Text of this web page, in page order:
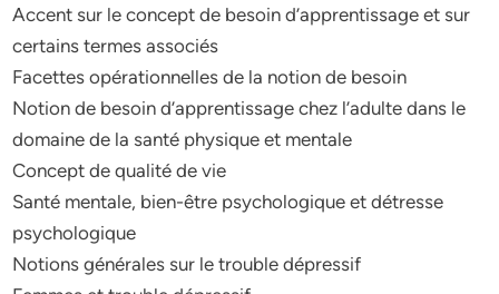
Accent sur le concept de besoin d’apprentissage et sur
certains termes associés
Facettes opérationnelles de la notion de besoin
Notion de besoin d’apprentissage chez l’adulte dans le
domaine de la santé physique et mentale
Concept de qualité de vie
Santé mentale, bien-être psychologique et détresse
psychologique
Notions générales sur le trouble dépressif